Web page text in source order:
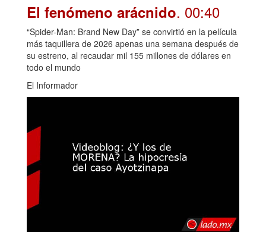
El fenómeno arácnido. 00:40
“Spider-Man: Brand New Day” se convirtió en la película
más taquillera de 2026 apenas una semana después de
su estreno, al recaudar mil 155 millones de dólares en
todo el mundo
El Informador